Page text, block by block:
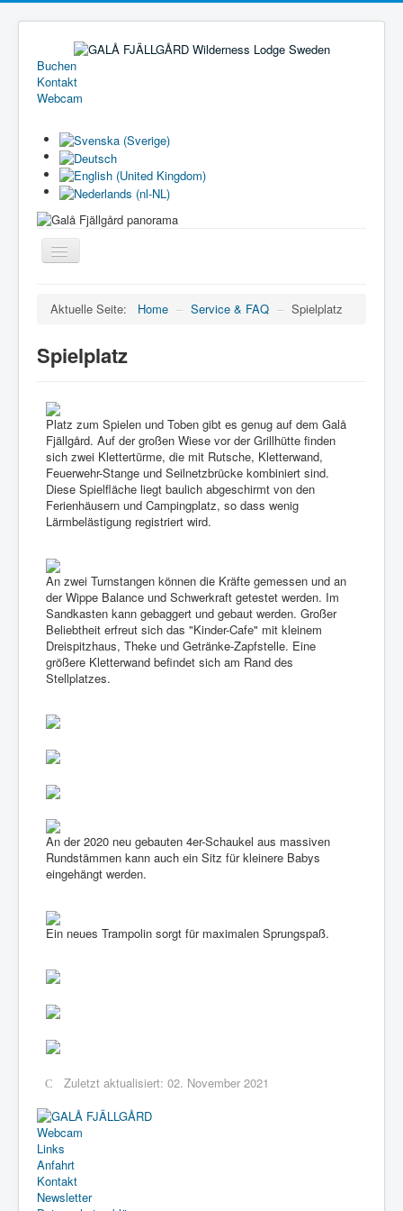
Buchen
Kontakt
Webcam
Toggle
Navigation
Camping
Sommer
Winter
Service & FAQ
Galerie
Aktuelle Seite: Home – Service & FAQ – Spielplatz
Spielplatz
Platz zum Spielen und Toben gibt es genug auf dem Galå
Fjällgård. Auf der großen Wiese vor der Grillhütte finden
sich zwei Klettertürme, die mit Rutsche, Kletterwand,
Feuerwehr-Stange und Seilnetzbrücke kombiniert sind.
Diese Spielfläche liegt baulich abgeschirmt von den
Ferienhäusern und Campingplatz, so dass wenig
Lärmbelästigung registriert wird.
An zwei Turnstangen können die Kräfte gemessen und an
der Wippe Balance und Schwerkraft getestet werden. Im
Sandkasten kann gebaggert und gebaut werden. Großer
Beliebtheit erfreut sich das "Kinder-Cafe" mit kleinem
Dreispitzhaus, Theke und Getränke-Zapfstelle. Eine
größere Kletterwand befindet sich am Rand des
Stellplatzes.
An der 2020 neu gebauten 4er-Schaukel aus massiven
Rundstämmen kann auch ein Sitz für kleinere Babys
eingehängt werden.
Ein neues Trampolin sorgt für maximalen Sprungspaß.
Zuletzt aktualisiert: 02. November 2021
Webcam
Links
Anfahrt
Kontakt
Newsletter